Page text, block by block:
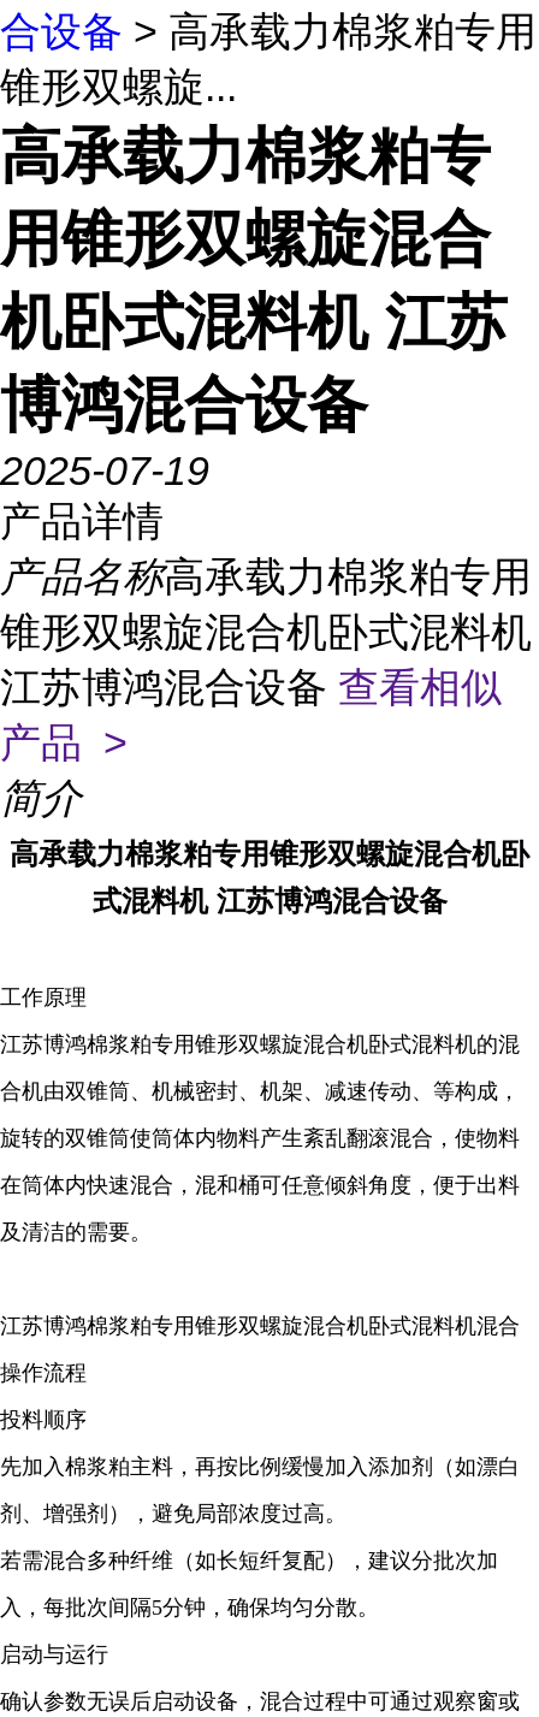
合设备 > 高承载力棉浆粕专用
锥形双螺旋...
高承载力棉浆粕专
用锥形双螺旋混合
机卧式混料机 江苏
博鸿混合设备
2025-07-19
产品详情
产品名称高承载力棉浆粕专用
锥形双螺旋混合机卧式混料机
江苏博鸿混合设备 查看相似
产品 >
简介
高承载力棉浆粕专用锥形双螺旋混合机卧
式混料机 江苏博鸿混合设备
工作原理
江苏博鸿棉浆粕专用锥形双螺旋混合机卧式混料机的混
合机由双锥筒、机械密封、机架、减速传动、等构成，
旋转的双锥筒使筒体内物料产生紊乱翻滚混合，使物料
在筒体内快速混合，混和桶可任意倾斜角度，便于出料
及清洁的需要。
江苏博鸿棉浆粕专用锥形双螺旋混合机卧式混料机混合
操作流程
投料顺序
先加入棉浆粕主料，再按比例缓慢加入添加剂（如漂白
剂、增强剂），避免局部浓度过高。
若需混合多种纤维（如长短纤复配），建议分批次加
入，每批次间隔5分钟，确保均匀分散。
启动与运行
确认参数无误后启动设备，混合过程中可通过观察窗或